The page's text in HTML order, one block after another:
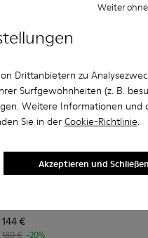
Drittanbietern zu
Surfgewohnheiten (z. B.
Weitere Informationen und
Sie in derCookie-Richtlinie.
Weiter
Akzeptieren und Schließen
für Herren.
Mokassins/
045 027
Dean - K100979-014 -
Dean - K100979-027
Dean -Dean -
Dean
144 €
180 € -20%